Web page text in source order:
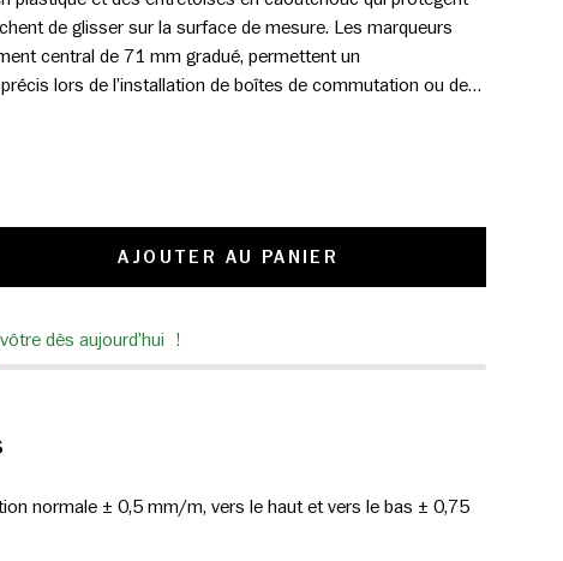
de glisser sur la surface de mesure. Les marqueurs
central de 71 mm gradué, permettent un
lors de l’installation de boîtes de commutation ou de
AJOUTER AU PANIER
dès aujourd’hui !
normale ± 0,5 mm/m, vers le haut et vers le bas ± 0,75